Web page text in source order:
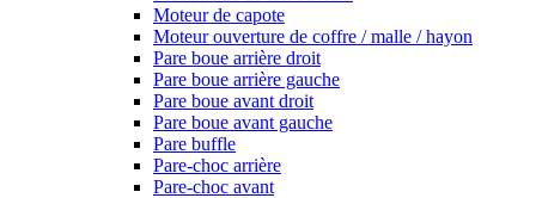
Moteur de capote
Moteur ouverture de coffre / malle / hayon
Pare boue arrière droit
Pare boue arrière gauche
Pare boue avant droit
Pare boue avant gauche
Pare buffle
Pare-choc arrière
Pare-choc avant